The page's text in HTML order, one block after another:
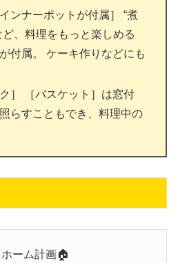
ンナーポットが付属］ “煮
ど、料理をもっと楽しめる
付属。 ケーキ作りなどにも
］ ［バスケット］は窓付
らすこともでき、料理中の
ーム計画🏠